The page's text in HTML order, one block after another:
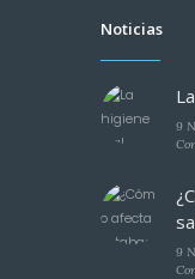
Noticias
9
9